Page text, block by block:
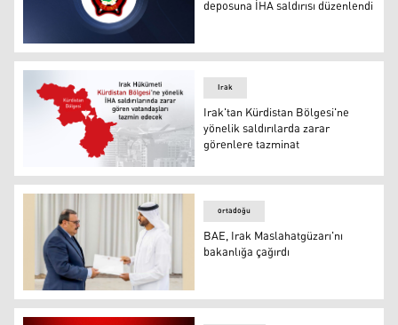
Kürdistan Anti Terör: Erbil’de tahıl deposuna İHA
deposuna İHA saldırısı düzenlendi
Irak'tan Kürdistan Bölgesi'ne yönelik saldırılarda zarar
Irak
Irak'tan Kürdistan Bölgesi'ne
yönelik saldırılarda zarar
görenlere tazminat
BAE, Irak Maslahatgüzarı'nı bakanlığa çağırdı
ortadoğu
BAE, Irak Maslahatgüzarı'nı
bakanlığa çağırdı